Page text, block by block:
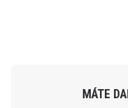
MÁTE